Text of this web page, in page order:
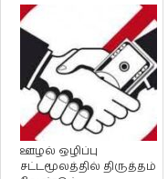
ஊழல் ஒழிப்பு
சட்டமூலத்தில் திருத்தம்